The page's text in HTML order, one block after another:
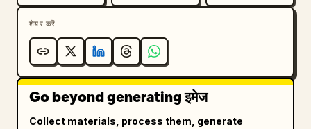
शेयर करें
Go beyond generating इमेज
Collect materials, process them, generate